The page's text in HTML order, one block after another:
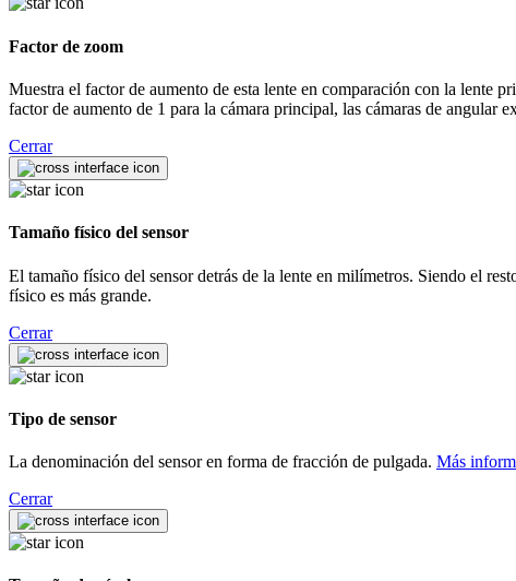
Factor de zoom
Muestra el factor de aumento de esta lente en comparación con la
factor de aumento de 1 para la cámara principal, las cámaras de angular
Cerrar
Tamaño físico del sensor
El tamaño físico del sensor detrás de la lente en milímetros. Siendo el
físico es más grande.
Cerrar
Tipo de sensor
La denominación del sensor en forma de fracción de pulgada. Más
Cerrar